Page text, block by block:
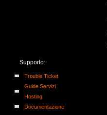
Supporto:
Trouble Ticket
Guide Servizi
Hosting
Documentazione